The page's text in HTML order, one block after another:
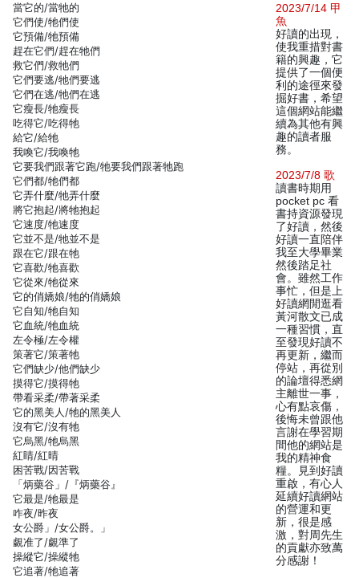
當它的/當牠的
它們使/牠們使
它預備/牠預備
趕在它們/趕在牠們
救它們/救牠們
它們要逃/牠們要逃
它們在逃/牠們在逃
它瘦長/牠瘦長
吃得它/吃得牠
給它/給牠
我喚它/我喚牠
它要我們跟著它跑/牠要我們跟著牠跑
它們都/牠們都
它弄什麼/牠弄什麼
將它抱起/將牠抱起
它速度/牠速度
它並不是/牠並不是
跟在它/跟在牠
它喜歡/牠喜歡
它從來/牠從來
它的俏嬌娘/牠的俏嬌娘
它自知/牠自知
它血統/牠血統
左令極/左令權
策著它/策著牠
它們缺少/他們缺少
摸得它/摸得牠
帶看采柔/帶著采柔
它的黑美人/牠的黑美人
沒有它/沒有牠
它烏黑/牠烏黑
紅睛/紅晴
困苦戰/因苦戰
「炳藥谷」/『炳藥谷』
它最是/牠最是
咋夜/昨夜
女公爵」/女公爵。」
覷准了/覷準了
操縱它/操縱牠
它追著/牠追著
2023/7/14 甲
魚
好讀的出現，
使我重措對書
籍的興趣，它
提供了一個便
利的途徑來發
掘好書，希望
這個網站能繼
續為其他有興
趣的讀者服
務。
2023/7/8 歌
讀書時期用
pocket pc 看
書持資源發現
了好讀，然後
好讀一直陪伴
我至大學畢業
然後踏足社
會。雖然工作
事忙，但是上
好讀網閒逛看
黃河散文已成
一種習慣，直
至發現好讀不
再更新，繼而
停站，再從別
的論壇得悉網
主離世一事，
心有點哀傷，
後悔未曾跟他
言謝在學習期
間他的網站是
我的精神食
糧。見到好讀
重啟，有心人
延續好讀網站
的營運和更
新，很是感
激，對周先生
的貢獻亦致萬
分感謝！